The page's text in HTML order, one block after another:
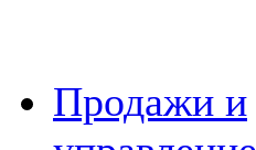
Продажи и